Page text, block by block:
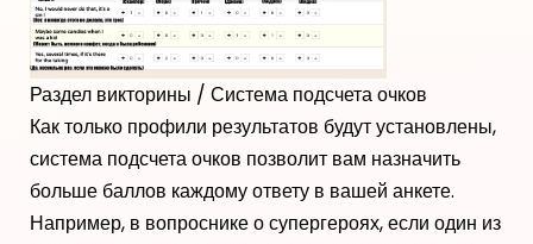
Раздел викторины / Система подсчета очков
Как только профили результатов будут установлены,
система подсчета очков позволит вам назначить
больше баллов каждому ответу в вашей анкете.
Например, в вопроснике о супергероях, если один из